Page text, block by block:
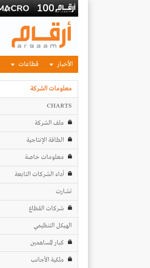
الأخبار قطاعات
معلومات الشركة
CHARTS
ملف الشركة
الطاقة الإنتاجية
معلومات خاصة
أداء الشركات التابعة
تشارت
شركات القطاع
الهيكل التنظيمي
كبار المساهمين
ملكية الأجانب